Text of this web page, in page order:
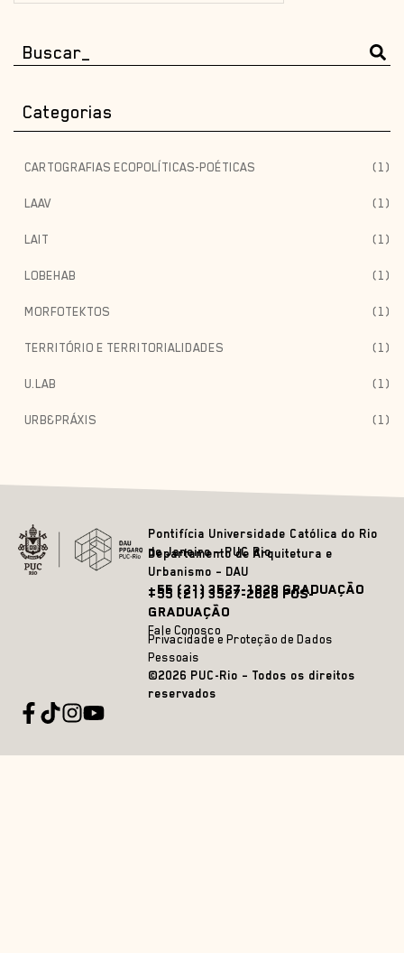
Categorias
CARTOGRAFIAS ECOPOLÍTICAS-POÉTICAS (1)
LAAV (1)
LAIT (1)
LOBEHAB (1)
MORFOTEKTOS (1)
TERRITÓRIO E TERRITORIALIDADES (1)
U.LAB (1)
URB&PRÁXIS (1)
Pontifícia Universidade Católica do Rio
de Janeiro – PUC Rio
Departamento de Arquitetura e
Urbanismo – DAU
+55 (21) 3527-1828 GRADUAÇÃO
+55 (21) 3527-2628 PÓS-
GRADUAÇÃO
Fale Conosco
Privacidade e Proteção de Dados
Pessoais
©2026 PUC-Rio – Todos os direitos
reservados